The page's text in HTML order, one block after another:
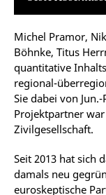
Michel Pramor,
Böhnke, Titus
quantitative
regional-
Sie dabei von
Projektpartner
Zivilgesellschaft.
Seit 2013 hat sich
damals neu
euroskeptische